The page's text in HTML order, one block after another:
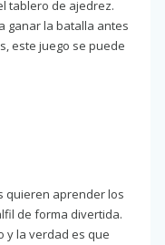
tablero de ajedrez.
ganar la batalla antes
este juego se puede
quieren aprender los
de forma divertida.
y la verdad es que